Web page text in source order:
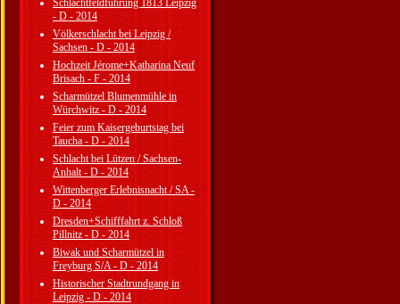
Schlachtfeldführung 1813 Leipzig
- D - 2014
Völkerschlacht bei Leipzig /
Sachsen - D - 2014
Hochzeit Jérome+Katharina Neuf
Brisach - F - 2014
Scharmützel Blumenmühle in
Würchwitz - D - 2014
Feier zum Kaisergeburtstag bei
Taucha - D - 2014
Schlacht bei Lützen / Sachsen-
Anhalt - D - 2014
Wittenberger Erlebnisnacht / SA -
D - 2014
Dresden+Schifffahrt z. Schloß
Pillnitz - D - 2014
Biwak und Scharmützel in
Freyburg S/A - D - 2014
Historischer Stadtrundgang in
Leipzig - D - 2014